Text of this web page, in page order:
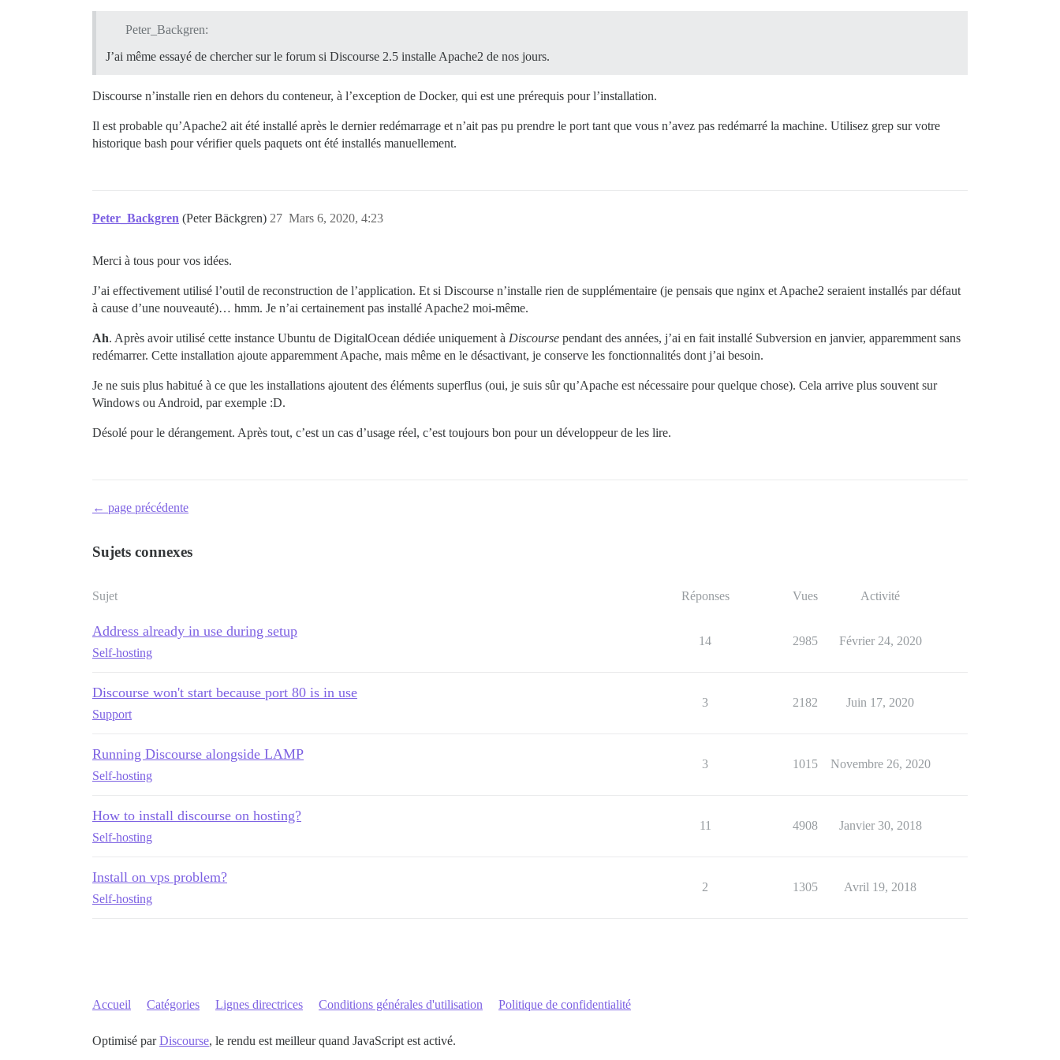
Peter_Backgren:
J’ai même essayé de chercher sur le forum si Discourse 2.5 installe Apache2 de nos jours.
Discourse n’installe rien en dehors du conteneur, à l’exception de Docker, qui est une prérequis pour l’installation.
Il est probable qu’Apache2 ait été installé après le dernier redémarrage et n’ait pas pu prendre le port tant que vous n’avez pas redémarré la machine. Utilisez grep sur votre
historique bash pour vérifier quels paquets ont été installés manuellement.
Peter_Backgren (Peter Bäckgren) Mars 6, 2020, 4:23
27
Merci à tous pour vos idées.
J’ai effectivement utilisé l’outil de reconstruction de l’application. Et si Discourse n’installe rien de supplémentaire (je pensais que nginx et Apache2 seraient installés par défaut
à cause d’une nouveauté)… hmm. Je n’ai certainement pas installé Apache2 moi-même.
Ah. Après avoir utilisé cette instance Ubuntu de DigitalOcean dédiée uniquement à Discourse pendant des années, j’ai en fait installé Subversion en janvier, apparemment sans
redémarrer. Cette installation ajoute apparemment Apache, mais même en le désactivant, je conserve les fonctionnalités dont j’ai besoin.
Je ne suis plus habitué à ce que les installations ajoutent des éléments superflus (oui, je suis sûr qu’Apache est nécessaire pour quelque chose). Cela arrive plus souvent sur
Windows ou Android, par exemple :D.
Désolé pour le dérangement. Après tout, c’est un cas d’usage réel, c’est toujours bon pour un développeur de les lire.
← page précédente
Sujets connexes
Sujet Réponses Vues Activité
Address already in use during setup
Self-hosting
14 2985 Février 24, 2020
Discourse won't start because port 80 is in use
Support
3 2182 Juin 17, 2020
Running Discourse alongside LAMP
Self-hosting
3 1015 Novembre 26, 2020
How to install discourse on hosting?
Self-hosting
11 4908 Janvier 30, 2018
Install on vps problem?
Self-hosting
2 1305 Avril 19, 2018
Accueil Catégories Lignes directrices Conditions générales d'utilisation Politique de confidentialité
Optimisé parDiscourse, le rendu est meilleur quand JavaScript est activé.